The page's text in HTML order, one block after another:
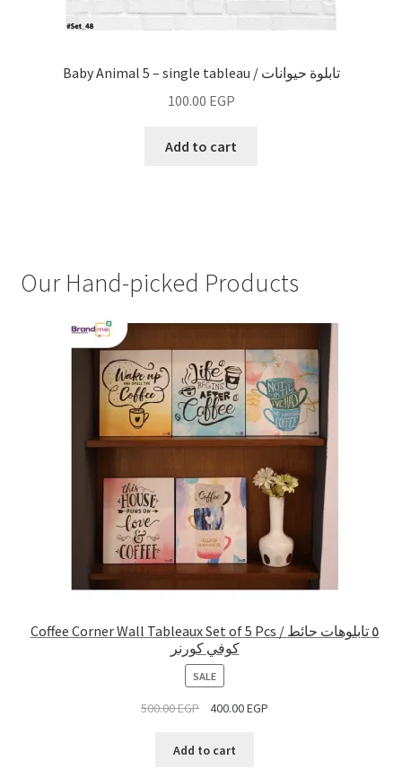
Baby Animal 5 – single tableau / تابلوة حيوانات
100.00 EGP
Add to cart
Our Hand-picked Products
Coffee Corner Wall Tableaux Set of 5 Pcs / ٥ تابلوهات حائط
كوفي كورنر
SALEPRODUCT
ON
SALE
500.00EGP 400.00EGP
Add to cart